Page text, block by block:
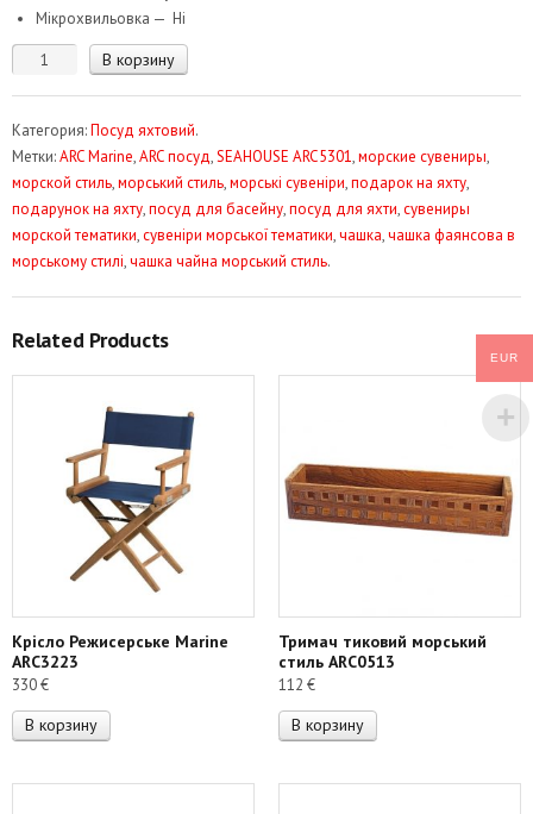
Мікрохвильовка — Ні
Количество
фаянсова.
Морський
стиль
SEAHOUSE
ARC5301
В корзину
Категория:Посуд яхтовий.
Метки:ARC Marine,ARC посуд,SEAHOUSE ARC5301,морские сувениры,
морской стиль,морський стиль,морські сувеніри,подарок на яхту,
подарунок на яхту,посуд для басейну,посуд для яхти,сувениры
морской тематики,сувеніри морської тематики,чашка,чашка фаянсова в
морському стилі,чашка чайна морський стиль.
Related Products
Крісло Режисерське Marine
ARC3223
330€
В корзину
Тримач тиковий морський
стиль ARC0513
112 €
В корзину
EUR